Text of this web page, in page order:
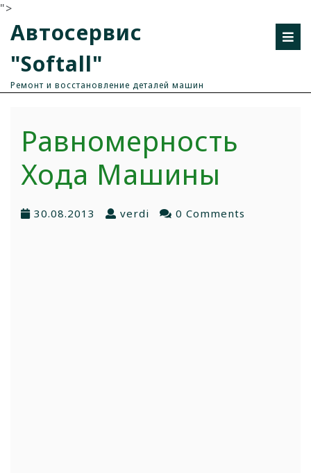
">
Автосервис
"Softall"
Ремонт и восстановление деталей машин
Равномерность
Хода Машины
30.08.2013 verdi 0 Comments